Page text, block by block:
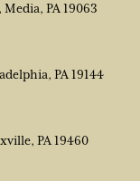
PA 19063
PA 19144
PA 19460